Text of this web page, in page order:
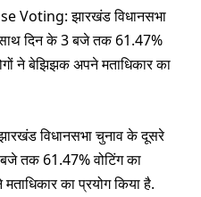
Voting: झारखंड विधानसभा
दिन के 3 बजे तक 61.47%
ने बेझिझक अपने मताधिकार का
विधानसभा चुनाव के दूसरे
तक 61.47% वोटिंग का
मताधिकार का प्रयोग किया है.